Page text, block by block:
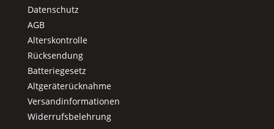
Datenschutz
AGB
Alterskontrolle
Rücksendung
Batteriegesetz
Altgeräterücknahme
Versandinformationen
Widerrufsbelehrung